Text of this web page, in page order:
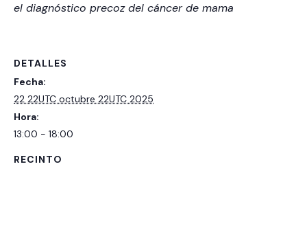
el diagnóstico precoz del cáncer de mama
DETALLES
Fecha:
22 22UTC octubre 22UTC 2025
Hora:
13:00 - 18:00
RECINTO